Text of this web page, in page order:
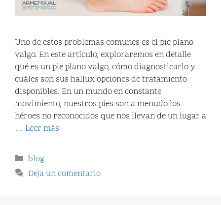
Uno de estos problemas comunes es el pie plano
valgo. En este artículo, exploraremos en detalle
qué es un pie plano valgo, cómo diagnosticarlo y
cuáles son sus hallux opciones de tratamiento
disponibles. En un mundo en constante
movimiento, nuestros pies son a menudo los
héroes no reconocidos que nos llevan de un lugar a
… Leer más
blog
Deja un comentario